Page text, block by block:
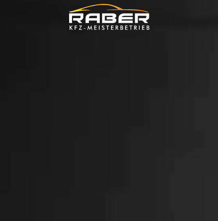
Skip to main content